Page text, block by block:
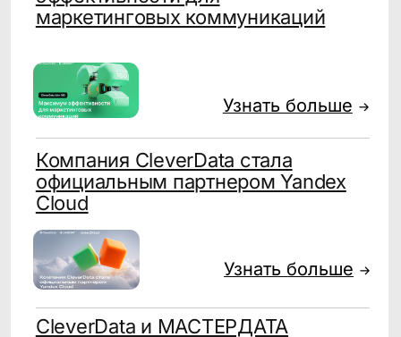
Email, push-уведомления,
мессенджеры.
Покажем, как CDP
CleverData Join помогает
принять решение
и повлиять на ключевые
метрики в маркетинге
Оставьте заявку на демо — покажем, как
объединение клиентских данных и точная
коммуникация помогает увеличивать продажи
и снижать затраты.